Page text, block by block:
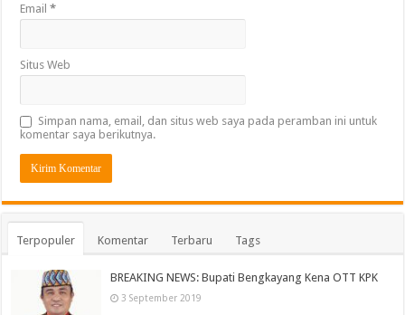
Email*
Situs Web
Simpan nama, email, dan situs web saya pada peramban ini untuk
komentar saya berikutnya.
Terpopuler Komentar Terbaru Tags
BREAKING NEWS: Bupati Bengkayang Kena OTT KPK
3 September 2019